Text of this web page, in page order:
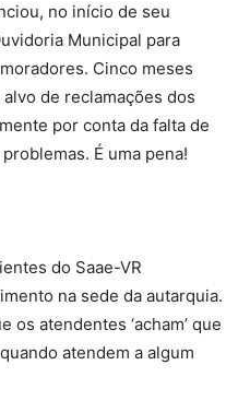
no início de seu
Municipal para
Cinco meses
de reclamações dos
por conta da falta de
É uma pena!
do Saae-VR
na sede da autarquia.
os atendentes ‘acham’ que
atendem a algum